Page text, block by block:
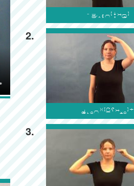

2.

3.